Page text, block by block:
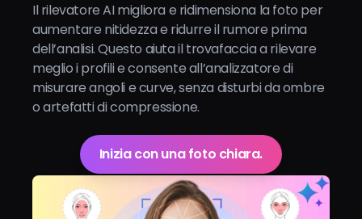
Il rilevatore AI migliora e ridimensiona la foto per
aumentare nitidezza e ridurre il rumore prima
dell’analisi. Questo aiuta il trovafaccia a rilevare
meglio i profili e consente all’analizzatore di
misurare angoli e curve, senza disturbi da ombre
o artefatti di compressione.
Inizia con una foto chiara.